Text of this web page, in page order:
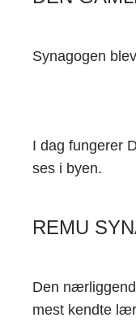
Synagogen
I dag fungerer
ses i byen.
REMU
Den
mest kendte